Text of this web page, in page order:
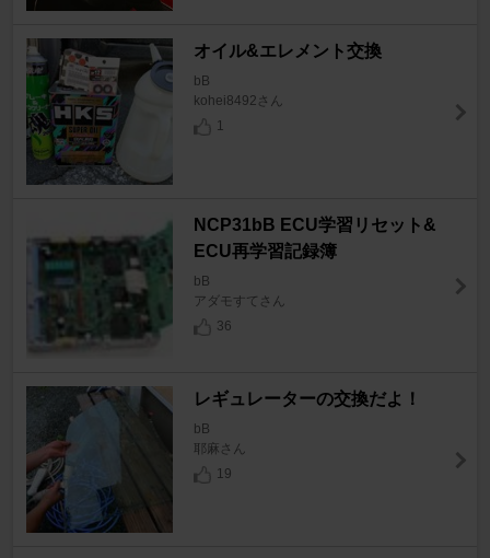
オイル&エレメント交換
bB
kohei8492さん
1
NCP31bB ECU学習リセット&
ECU再学習記録簿
bB
アダモすてさん
36
レギュレーターの交換だよ！
bB
耶麻さん
19